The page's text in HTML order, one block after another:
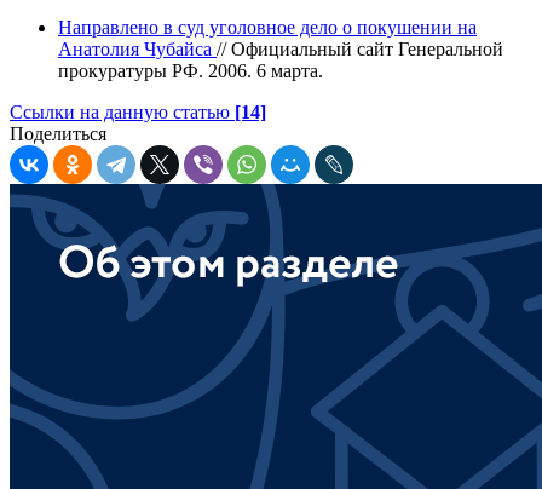
Направлено в суд уголовное дело о покушении на
Анатолия Чубайса // Официальный сайт Генеральной
прокуратуры РФ. 2006. 6 марта.
Ссылки на данную статью [14]
Поделиться